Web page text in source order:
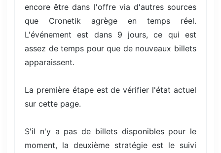
encore être dans l'offre via d'autres sources
que Cronetik agrège en temps réel.
L'événement est dans 9 jours, ce qui est
assez de temps pour que de nouveaux billets
apparaissent.
La première étape est de vérifier l'état actuel
sur cette page.
S'il n'y a pas de billets disponibles pour le
moment, la deuxième stratégie est le suivi